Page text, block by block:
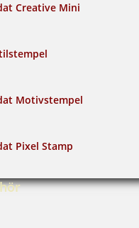
Creative Mini
Motivstempel
Pixel Stamp